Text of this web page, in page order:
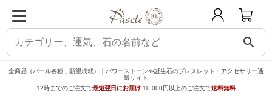
search
全商品（パール各種，願望成就）｜パワーストーンや誕生石のブレスレット・アクセサリー通
販サイト
12時までのご注文で最短翌日にお届け 10,000円以上のご注文で送料無料